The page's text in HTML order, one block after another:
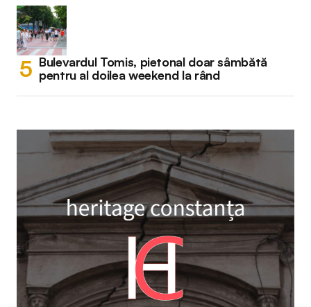
Bulevardul Tomis, pietonal doar sâmbătă
pentru al doilea weekend la rând